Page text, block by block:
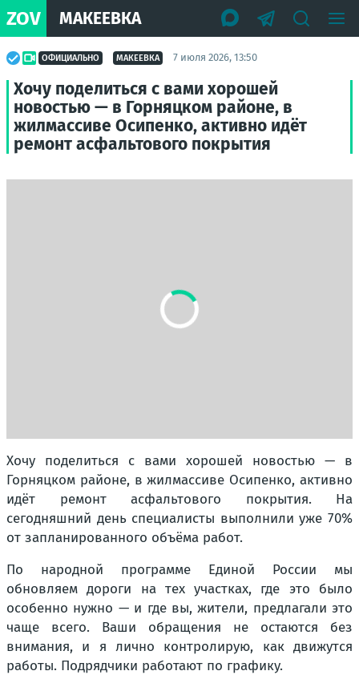
ZOV МАКЕЕВКА
ОФИЦИАЛЬНО МАКЕЕВКА 7 июля 2026, 13:50
Хочу поделиться с вами хорошей
новостью — в Горняцком районе, в
жилмассиве Осипенко, активно идёт
ремонт асфальтового покрытия
Хочу поделиться с вами хорошей новостью — в
Горняцком районе, в жилмассиве Осипенко, активно
идёт ремонт асфальтового покрытия. На
сегодняшний день специалисты выполнили уже 70%
от запланированного объёма работ.
По народной программе Единой России мы
обновляем дороги на тех участках, где это было
особенно нужно — и где вы, жители, предлагали это
чаще всего. Ваши обращения не остаются без
внимания, и я лично контролирую, как движутся
работы. Подрядчики работают по графику.